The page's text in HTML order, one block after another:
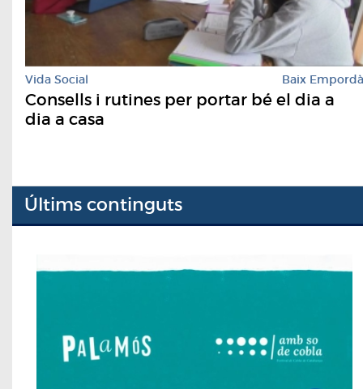
Vida Social Baix Empordà
Consells i rutines per portar bé el dia a
dia a casa
Últims continguts